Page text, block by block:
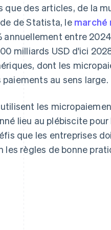
que des articles, de la
de Statista, le marché
annuellement entre
milliards USD d'ici
dont les
au sens large.
les
lieu au plébiscite pour
que les entreprises
règles de bonne